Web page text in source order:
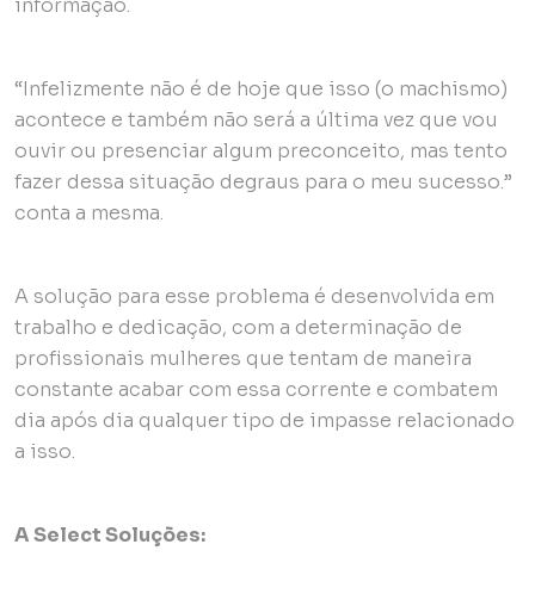
informação.
“Infelizmente não é de hoje que isso (o machismo)
acontece e também não será a última vez que vou
ouvir ou presenciar algum preconceito, mas tento
fazer dessa situação degraus para o meu sucesso.”
conta a mesma.
A solução para esse problema é desenvolvida em
trabalho e dedicação, com a determinação de
profissionais mulheres que tentam de maneira
constante acabar com essa corrente e combatem
dia após dia qualquer tipo de impasse relacionado
a isso.
A Select Soluções: